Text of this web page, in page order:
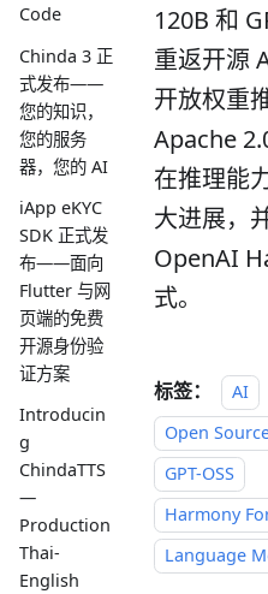
Code
Chinda 3 正
式发布——
您的知识，
您的服务
器，您的 AI
iApp eKYC
SDK 正式发
布——面向
Flutter 与网
页端的免费
开源身份验
证方案
Introducin
g
ChindaTTS
—
Production
Thai-
English
120B 和
重返开源
开放权重
Apache
在推理能
大进展，
OpenAI
式。
标签：
AI
Open
GPT-OSS
Harmony
Language